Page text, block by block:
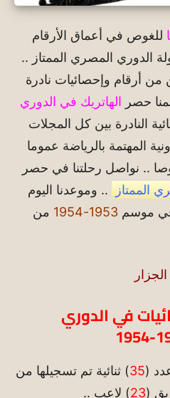
للغوص في أعماق الأرقام
الدوري المصري الممتاز ..
أرقام وإحصائيات نادرة
حصر الهاتريك في الدوري
النادرة بين كل المجلات
المهتمة بالرياضة عموما
.. نواصل رحلتنا في حصر
الممتاز
.. وموعدنا اليوم
في موسم 1953-1954
من
في الدوري
35) ثنائية تم تسجيلها من
(
23) لاعب ..